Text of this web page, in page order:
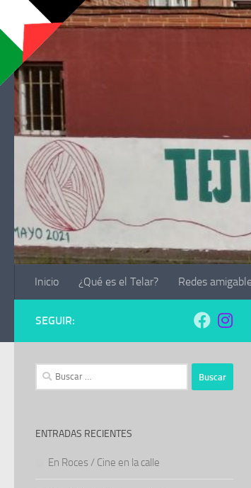
Saltar al contenido
Inicio ¿Qué es el Telar? Redes
SEGUIR:
Buscar:
ENTRADAS RECIENTES
En Roces / Cine en la calle